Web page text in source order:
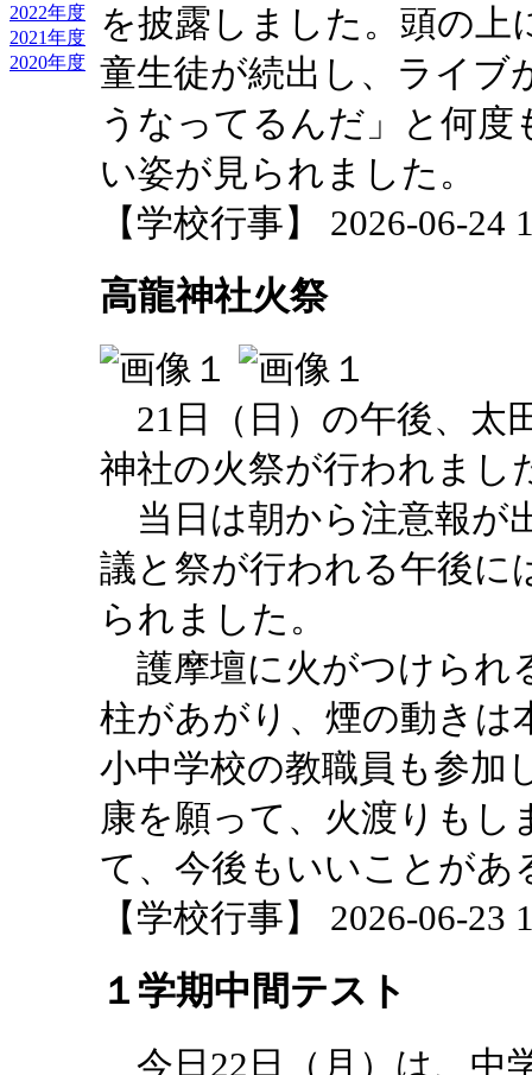
2022年度
2021年度
2020年度
を披露しました。頭の
童生徒が続出し、ライブ
うなってるんだ」と何
い姿が見られました。
【学校行事】 2026-06-24
高龍神社火祭
21日（日）の午後、太
神社の火祭が行われまし
当日は朝から注意報が
議と祭が行われる午後に
られました。
護摩壇に火がつけられ
柱があがり、煙の動きは
小中学校の教職員も参加
康を願って、火渡りもし
て、今後もいいことがあ
【学校行事】 2026-06-23
１学期中間テスト
今日22日（月）は、中